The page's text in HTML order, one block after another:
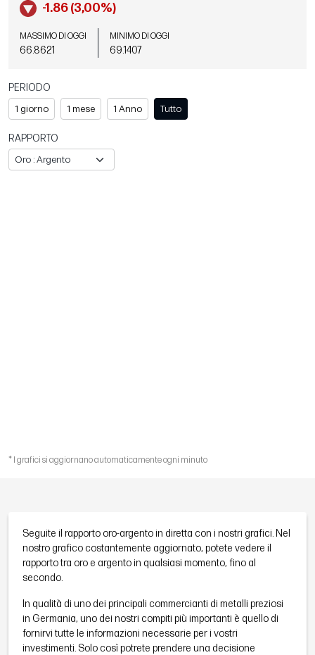
-1.86 (3,00%)
MASSIMO DI OGGI
66.8621
MINIMO DI OGGI
69.1407
PERIODO
1 giorno
1 mese 1 Anno Tutto
RAPPORTO
* I grafici si aggiornano automaticamente ogni minuto
Seguite il rapporto oro-argento in diretta con i nostri grafici. Nel
nostro grafico costantemente aggiornato, potete vedere il
rapporto tra oro e argento in qualsiasi momento, fino al
secondo.
In qualità di uno dei principali commercianti di metalli preziosi
in Germania, uno dei nostri compiti più importanti è quello di
fornirvi tutte le informazioni necessarie per i vostri
investimenti. Solo così potrete prendere una decisione